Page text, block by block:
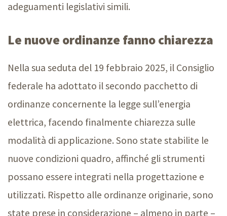
adeguamenti legislativi simili.
Le nuove ordinanze fanno chiarezza
Nella sua seduta del 19 febbraio 2025, il Consiglio
federale ha adottato il secondo pacchetto di
ordinanze concernente la legge sull’energia
elettrica, facendo finalmente chiarezza sulle
modalità di applicazione. Sono state stabilite le
nuove condizioni quadro, affinché gli strumenti
possano essere integrati nella progettazione e
utilizzati. Rispetto alle ordinanze originarie, sono
state prese in considerazione – almeno in parte –